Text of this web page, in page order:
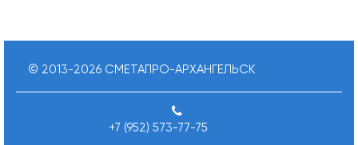
© 2013-2026 СМЕТАПРО-АРХАНГЕЛЬСК
+7 (952) 573-77-75